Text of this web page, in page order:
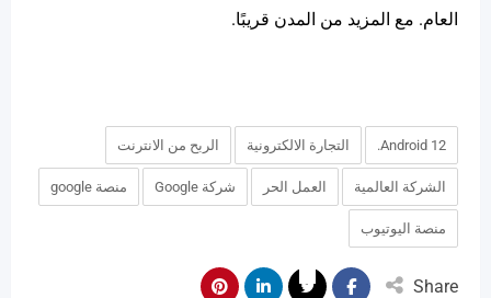
العام. مع المزيد من المدن قريبًا.
Android 12. التجارة الالكترونية الربح من الانترنت
الشركة العالمية العمل الحر شركة Google منصة google
منصة اليوتيوب
Share